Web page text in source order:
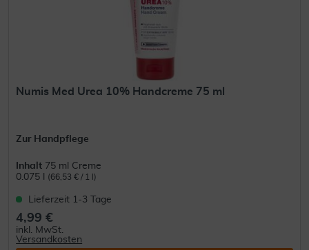
Numis Med Urea 10% Handcreme 75 ml
Zur Handpflege
Inhalt 75 ml Creme
0.075 l
(66,53 € / 1 l)
Lieferzeit 1-3 Tage
4,99 €
inkl. MwSt.
Versandkosten